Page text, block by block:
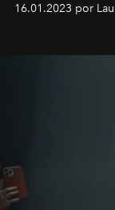
transportador
por propósitos,
16.01.2023 por